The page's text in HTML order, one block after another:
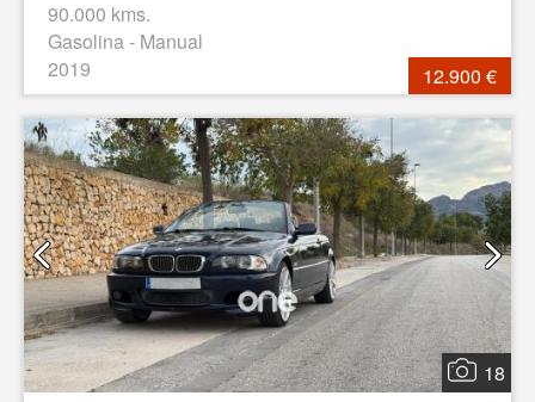
90.000 kms.
Gasolina - Manual
2019
12.900 €
18